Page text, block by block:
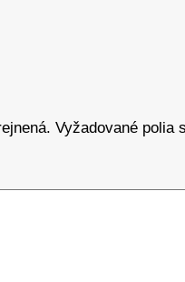
Vyžadované polia